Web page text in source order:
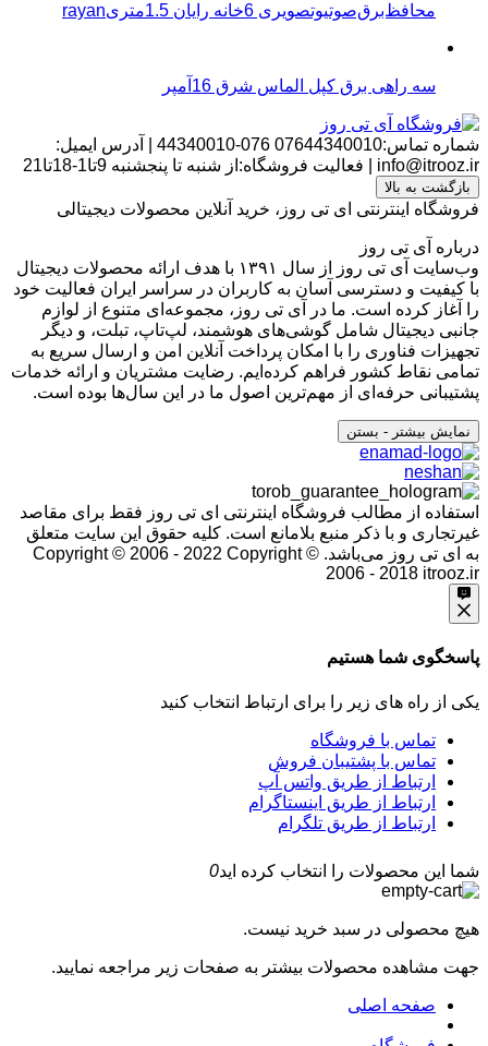
محافظ‌برق‌صوتیو‌تصویری 6خانه رایان 1.5متریrayan
سه راهی برق کپل الماس شرق 16آمپر
شماره تماس:07644340010 076-44340010
آدرس ایمیل:
info@itrooz.ir
فعالیت فروشگاه:از شنبه تا پنجشنبه 9تا1-18تا21
بازگشت به بالا
فروشگاه اینترنتی ای تی روز، خرید آنلاین محصولات دیجیتالی
درباره آی تی روز
وب‌سایت آی تی روز از سال ۱۳۹۱ با هدف ارائه محصولات دیجیتال
با کیفیت و دسترسی آسان به کاربران در سراسر ایران فعالیت خود
را آغاز کرده است. ما در آی تی روز، مجموعه‌ای متنوع از لوازم
جانبی دیجیتال شامل گوشی‌های هوشمند، لپ‌تاپ، تبلت، و دیگر
تجهیزات فناوری را با امکان پرداخت آنلاین امن و ارسال سریع به
تمامی نقاط کشور فراهم کرده‌ایم. رضایت مشتریان و ارائه خدمات
پشتیبانی حرفه‌ای از مهم‌ترین اصول ما در این سال‌ها بوده است.
نمایش بیشتر - بستن
استفاده از مطالب فروشگاه اینترنتی ای تی روز فقط برای مقاصد
غیرتجاری و با ذکر منبع بلامانع است. کلیه حقوق این سایت متعلق
به ای تی روز می‌باشد. Copyright © 2006 - 2022 Copyright ©
2006 - 2018 itrooz.ir
پاسخگوی شما هستیم
یکی از راه های زیر را برای ارتباط انتخاب کنید
تماس با فروشگاه
تماس با پشتیبان فروش
ارتباط از طریق واتس آپ
ارتباط از طریق اینستاگرام
ارتباط از طریق تلگرام
شما این محصولات را انتخاب کرده اید0
هیچ محصولی در سبد خرید نیست.
جهت مشاهده محصولات بیشتر به صفحات زیر مراجعه نمایید.
صفحه اصلی